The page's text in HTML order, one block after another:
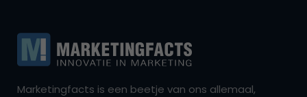
Marketingfacts is een beetje van ons allemaal,